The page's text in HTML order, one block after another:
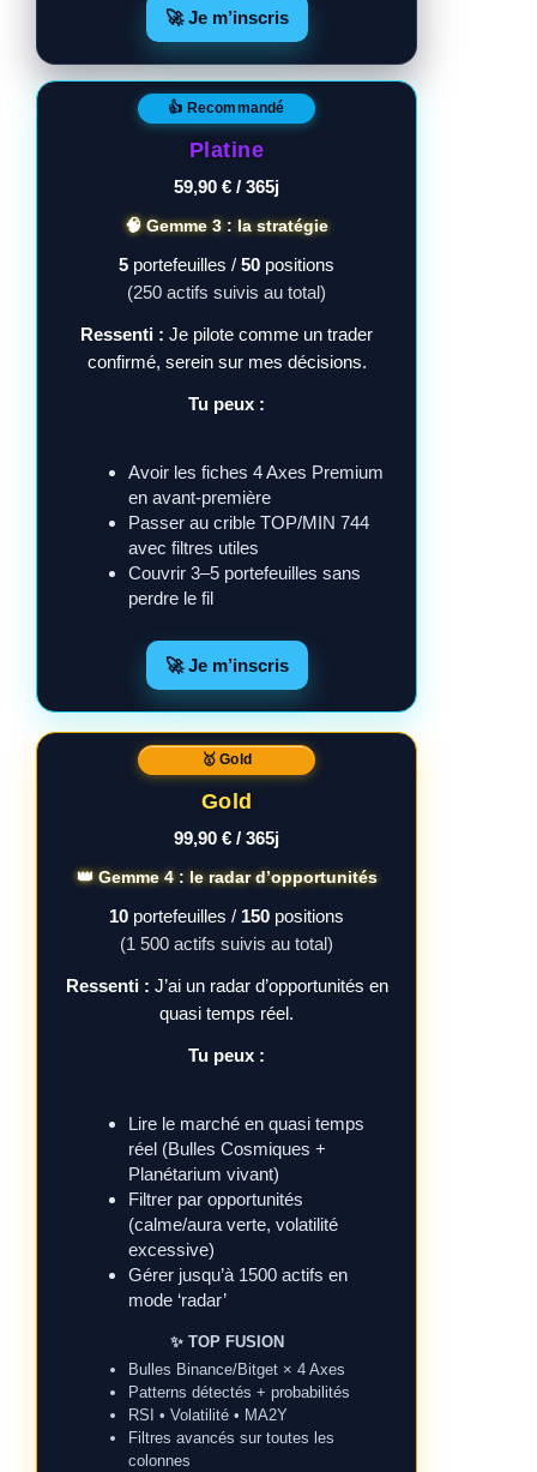
🚀 Je m’inscris
👍 Recommandé
Platine
59,90 € / 365j
🧠 Gemme 3 : la stratégie
5 portefeuilles / 50 positions
(250 actifs suivis au total)
Ressenti : Je pilote comme un trader
confirmé, serein sur mes décisions.
Tu peux :
Avoir les fiches 4 Axes Premium
en avant-première
Passer au crible TOP/MIN 744
avec filtres utiles
Couvrir 3–5 portefeuilles sans
perdre le fil
🚀 Je m’inscris
🥇 Gold
Gold
99,90 € / 365j
👑 Gemme 4 : le radar d’opportunités
10 portefeuilles / 150 positions
(1 500 actifs suivis au total)
Ressenti : J’ai un radar d’opportunités en
quasi temps réel.
Tu peux :
Lire le marché en quasi temps
réel (Bulles Cosmiques +
Planétarium vivant)
Filtrer par opportunités
(calme/aura verte, volatilité
excessive)
Gérer jusqu’à 1500 actifs en
mode ‘radar’
✨ TOP FUSION
Bulles Binance/Bitget × 4 Axes
Patterns détectés + probabilités
RSI • Volatilité • MA2Y
Filtres avancés sur toutes les
colonnes